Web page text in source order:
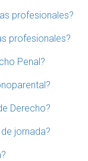
profesionales?
profesionales?
Penal?
Derecho?
jornada?